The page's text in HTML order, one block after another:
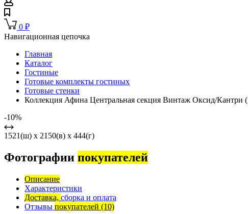
0 ₽
Навигационная цепочка
Главная
Каталог
Гостиные
Готовые комплекты гостиных
Готовые стенки
Коллекция Афина Центральная секция Винтаж Оксид/Кантри
-10%
1521(ш) x 2150(в) x 444(г)
Фотографии покупателей
Описание
Характеристики
Доставка, сборка и оплата
Отзывы покупателей (10)